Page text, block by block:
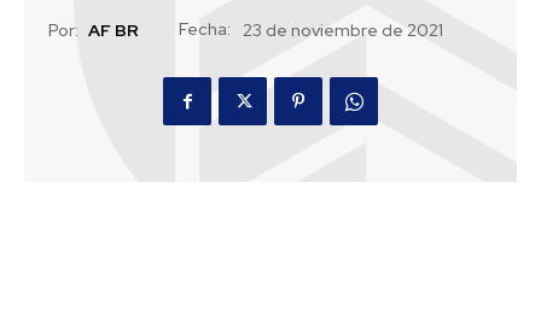
Por: AF BR Fecha: 23 de noviembre de 2021